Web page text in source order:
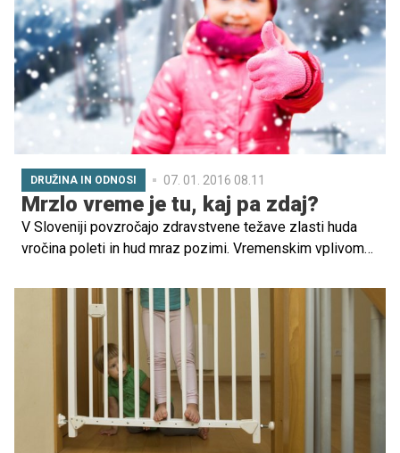
DRUŽINA IN ODNOSI 07. 01. 2016 08.11
Mrzlo vreme je tu, kaj pa zdaj?
V Sloveniji povzročajo zdravstvene težave zlasti huda
vročina poleti in hud mraz pozimi. Vremenskim vplivom
prebivalstva. Z upoštevanjem napotkov za ravnanje
prebivalstva v izrednih vremenskih razmerah lahko
zmanjšamo tveganje za nastanek zdravstvenih težav.